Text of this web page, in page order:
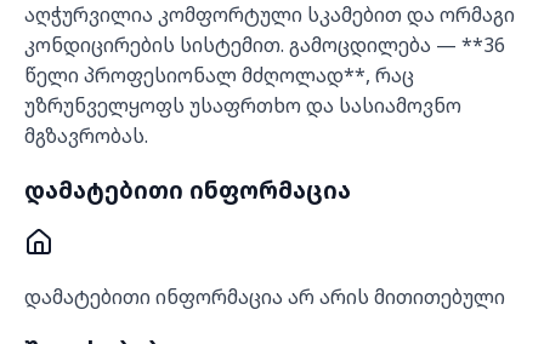
აღჭურვილია კომფორტული სკამებით და ორმაგი
კონდიცირების სისტემით. გამოცდილება — **36
წელი პროფესიონალ მძღოლად**, რაც
უზრუნველყოფს უსაფრთხო და სასიამოვნო
მგზავრობას.
დამატებითი ინფორმაცია
დამატებითი ინფორმაცია არ არის მითითებული